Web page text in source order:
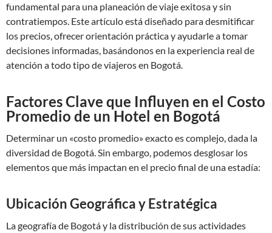
fundamental para una planeación de viaje exitosa y sin
contratiempos. Este artículo está diseñado para desmitificar
los precios, ofrecer orientación práctica y ayudarle a tomar
decisiones informadas, basándonos en la experiencia real de
atención a todo tipo de viajeros en Bogotá.
Factores Clave que Influyen en el Costo
Promedio de un Hotel en Bogotá
Determinar un «costo promedio» exacto es complejo, dada la
diversidad de Bogotá. Sin embargo, podemos desglosar los
elementos que más impactan en el precio final de una estadía:
Ubicación Geográfica y Estratégica
La geografía de Bogotá y la distribución de sus actividades